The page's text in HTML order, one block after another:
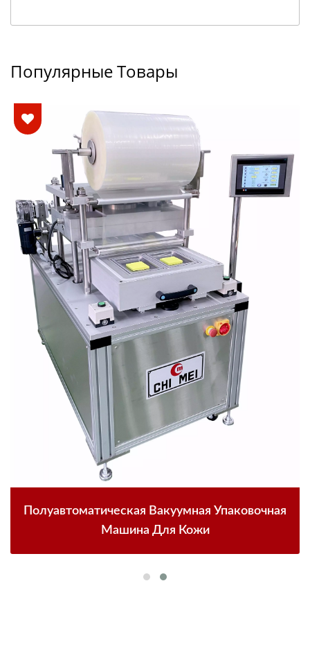
Популярные Товары
Полуавтоматическая Вакуумная Упаковочная
Машина Для Кожи